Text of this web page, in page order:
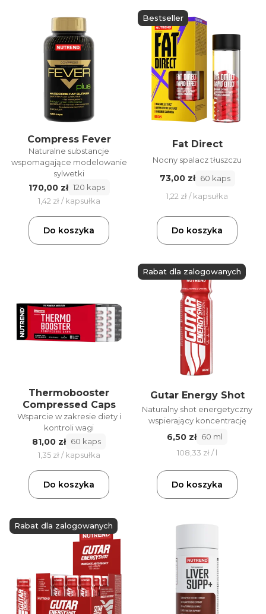
Compress Fever
Naturalne substancje
wspomagające modelowanie
sylwetki
170,00 zł 120 kaps
1,42 zł / kapsułka
Do koszyka
Bestseller
Fat Direct
Nocny spalacz tłuszczu
73,00 zł 60 kaps
1,22 zł / kapsułka
Do koszyka
Thermobooster
Compressed Caps
Wsparcie w zakresie diety i
kontroli wagi
81,00 zł 60 kaps
1,35 zł / kapsułka
Do koszyka
Rabat dla zalogowanych
Gutar Energy Shot
Naturalny shot energetyczny
wspierający koncentrację
6,50 zł 60 ml
108,33 zł / l
Do koszyka
Rabat dla zalogowanych